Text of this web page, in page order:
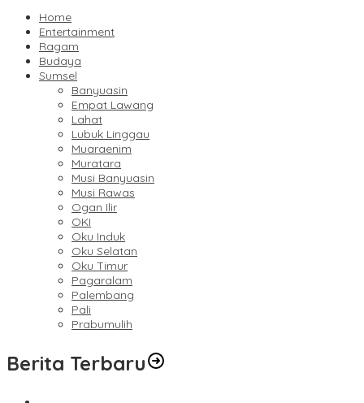
Home
Entertainment
Ragam
Budaya
Sumsel
Banyuasin
Empat Lawang
Lahat
Lubuk Linggau
Muaraenim
Muratara
Musi Banyuasin
Musi Rawas
Ogan Ilir
OKI
Oku Induk
Oku Selatan
Oku Timur
Pagaralam
Palembang
Pali
Prabumulih
Berita Terbaru